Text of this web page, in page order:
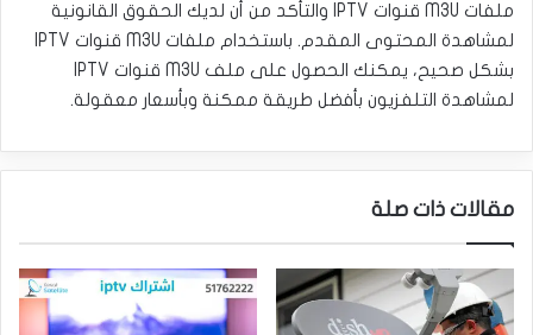
ملفات M3U قنوات IPTV والتأكد من أن لديك الحقوق القانونية
لمشاهدة المحتوى المقدم. باستخدام ملفات M3U قنوات IPTV
بشكل صحيح، يمكنك الحصول على ملف M3U قنوات IPTV
لمشاهدة التلفزيون بأفضل طريقة ممكنة وبأسعار معقولة.
مقالات ذات صلة